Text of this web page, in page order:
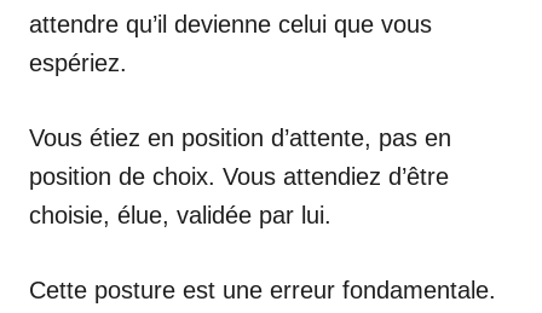
attendre qu’il devienne celui que vous
espériez.
Vous étiez en position d’attente, pas en
position de choix. Vous attendiez d’être
choisie, élue, validée par lui.
Cette posture est une erreur fondamentale.